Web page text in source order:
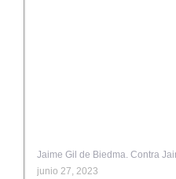
Jaime Gil de Biedma. Contra
junio 27, 2023